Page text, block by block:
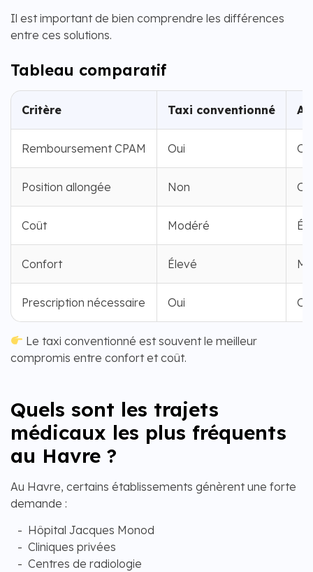
Il est important de bien comprendre les différences
entre ces solutions.
Tableau comparatif
Critère Taxi conventionné
Remboursement CPAM Oui
Position allongée Non
Coût Modéré
Confort Élevé
Prescription nécessaire Oui
Le taxi conventionné est souvent le meilleur
compromis entre confort et coût.
Quels sont les trajets
médicaux les plus fréquents
au Havre ?
Au Havre, certains établissements génèrent une forte
demande :
Hôpital Jacques Monod
Cliniques privées
Centres de radiologie